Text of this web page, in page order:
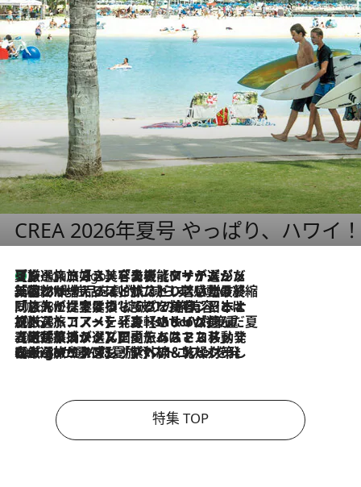
CREA 2026年夏号 やっぱり、ハワイ
9 Hours Ago
【厳選旅コスメ】「多機能アイテムがメイン！」旅好き美容エディターが選んだ夏旅ベストコスメを発表【Mサイズジップ】
2026.8.6
「荷物が増えるほど旅ストレスは増す」美容ジャーナリストがたどり着いた最終結論。“化粧品を劇的に減らす”感動の凝縮美容とは
2026.8.6
「旅先には金髪ウィッグを持参」日本と同じメイクでは損してる!? 美容ジャーナリストが提案する“掟破りの旅美容”とは
2026.8.6
【厳選旅コスメ】「身軽さ＆UV対策重視！」ヘアアーティストshucoが選んだ夏旅ベストコスメを発表【Mサイズジップ】
2026.8.5
【厳選旅コスメ】国内をあちこち移動する河井菜摘が選んだ夏旅ベストコスメ発表！「リラックスアイテムはマスト」【Mサイズジップ】
2026.8.4
【厳選旅コスメ】「紫外線＆乾燥対策しながらメイク感も！」ヘア＆メイクGeorgeが選んだ夏旅ベストコスメを発表！【Mサイズジップ】
特集 TOP